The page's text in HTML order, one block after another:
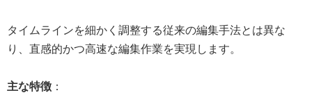
タイムラインを細かく調整する従来の編集手法とは異な
り、直感的かつ高速な編集作業を実現します。
主な特徴 ：